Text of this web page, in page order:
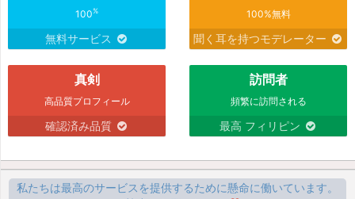
100%
無料サービス
100%無料
聞く耳を持つモデレーター
真剣
高品質プロフィール
確認済み品質
訪問者
頻繁に訪問される
最高 フィリピン
私たちは最高のサービスを提供するために懸命に働いています。